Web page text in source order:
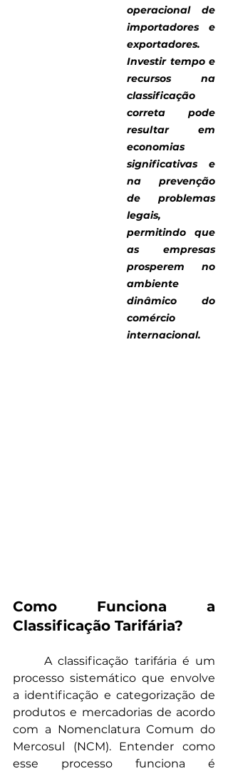
operacional de
importadores e
exportadores.
Investir tempo e
recursos na
classificação
correta pode
resultar em
economias
significativas e
na prevenção
de problemas
legais,
permitindo que
as empresas
prosperem no
ambiente
dinâmico do
comércio
internacional.
Como Funciona a
Classificação Tarifária?
	A classificação tarifária é um
processo sistemático que envolve
a identificação e categorização de
produtos e mercadorias de acordo
com a Nomenclatura Comum do
Mercosul (NCM). Entender como
esse processo funciona é